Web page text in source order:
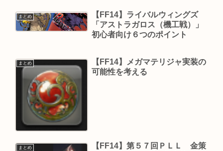
まとめ
【FF14】ライバルウィングズ
「アストラガロス（機工戦）」
初心者向け６つのポイント
まとめ
【FF14】メガマテリジャ実装の
可能性を考える
まとめ
【FF14】第５７回ＰＬＬ 金策